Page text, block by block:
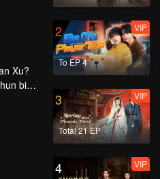
VIP
VIP
VIP
Xu?
bisa
2
To EP 4
VIP
3
Total 21 EP
VIP
4 VIP